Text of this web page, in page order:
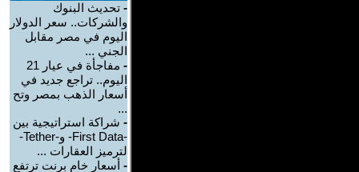
- تحديث البنوك
والشركات.. سعر الدولار
اليوم في مصر مقابل
الجني ...
-
مفاجأة في عيار 21
اليوم.. تراجع جديد في
أسعار الذهب بمصر وتح
...
- شراكة استراتيجية بين
-First Data- و-Tether-
لترميز العقارات ...
- أسعار خام برنت ترتفع